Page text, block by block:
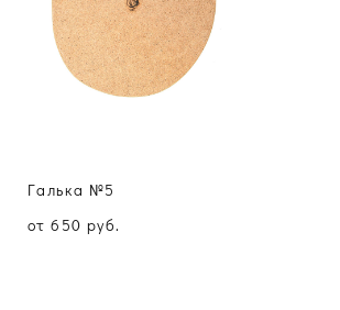
Галька №5
от 650 pуб.